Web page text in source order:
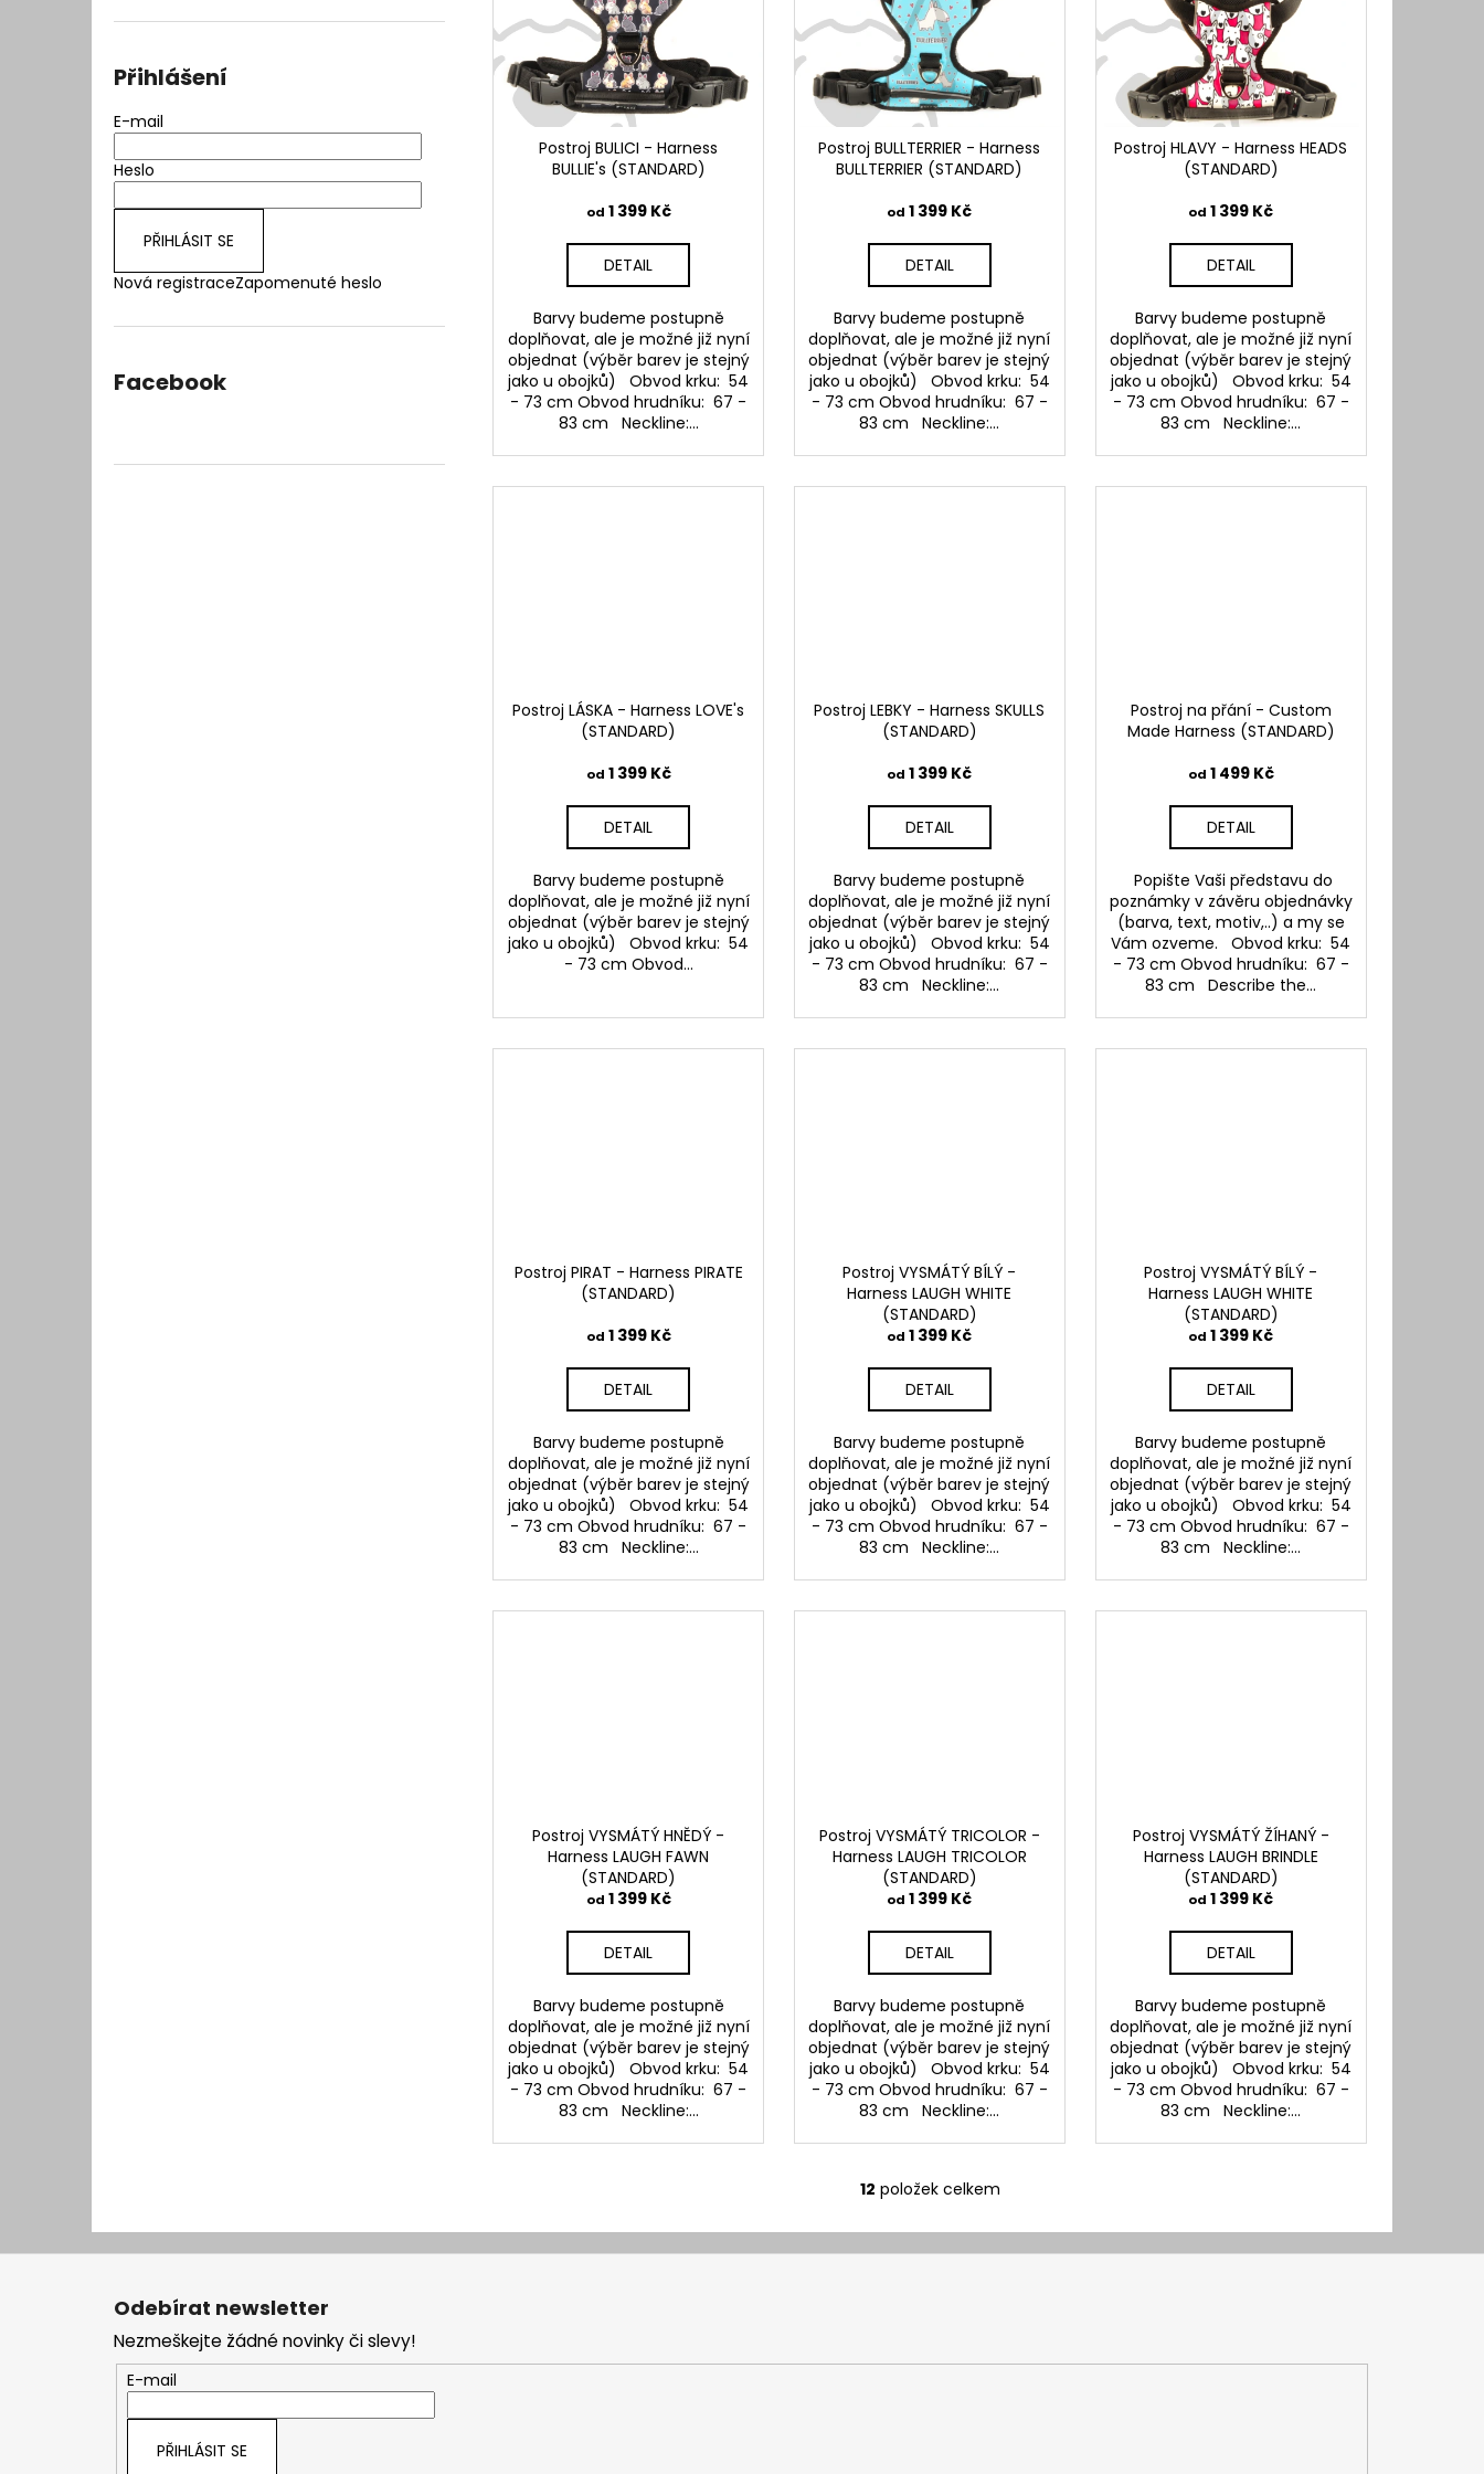
Přihlášení
E-mail
Heslo
PŘIHLÁSIT SE
Nová registraceZapomenuté heslo
Facebook
u
k
t
s
p
Postroj BULICI - Harness
BULLIE's (STANDARD)
od 1 399 Kč
DETAIL
Barvy budeme postupně
doplňovat, ale je možné již nyní
objednat (výběr barev je stejný
jako u obojků) Obvod krku: 54
- 73 cm Obvod hrudníku: 67 -
83 cm Neckline:...
Postroj BULLTERRIER - Harness
BULLTERRIER (STANDARD)
od 1 399 Kč
DETAIL
Barvy budeme postupně
doplňovat, ale je možné již nyní
objednat (výběr barev je stejný
jako u obojků) Obvod krku: 54
- 73 cm Obvod hrudníku: 67 -
83 cm Neckline:...
Postroj HLAVY - Harness HEADS
(STANDARD)
od 1 399 Kč
DETAIL
Barvy budeme postupně
doplňovat, ale je možné již nyní
objednat (výběr barev je stejný
jako u obojků) Obvod krku: 54
- 73 cm Obvod hrudníku: 67 -
83 cm Neckline:...
Postroj LÁSKA - Harness LOVE's
(STANDARD)
od 1 399 Kč
DETAIL
Barvy budeme postupně
doplňovat, ale je možné již nyní
objednat (výběr barev je stejný
jako u obojků) Obvod krku: 54
- 73 cm Obvod...
Postroj LEBKY - Harness SKULLS
(STANDARD)
od 1 399 Kč
DETAIL
Barvy budeme postupně
doplňovat, ale je možné již nyní
objednat (výběr barev je stejný
jako u obojků) Obvod krku: 54
- 73 cm Obvod hrudníku: 67 -
83 cm Neckline:...
Postroj na přání - Custom
Made Harness (STANDARD)
od 1 499 Kč
DETAIL
Popište Vaši představu do
poznámky v závěru objednávky
(barva, text, motiv,..) a my se
Vám ozveme. Obvod krku: 54
- 73 cm Obvod hrudníku: 67 -
83 cm Describe the...
Postroj PIRAT - Harness PIRATE
(STANDARD)
od 1 399 Kč
DETAIL
Barvy budeme postupně
doplňovat, ale je možné již nyní
objednat (výběr barev je stejný
jako u obojků) Obvod krku: 54
- 73 cm Obvod hrudníku: 67 -
83 cm Neckline:...
Postroj VYSMÁTÝ BÍLÝ -
Harness LAUGH WHITE
(STANDARD)
od 1 399 Kč
DETAIL
Barvy budeme postupně
doplňovat, ale je možné již nyní
objednat (výběr barev je stejný
jako u obojků) Obvod krku: 54
- 73 cm Obvod hrudníku: 67 -
83 cm Neckline:...
Postroj VYSMÁTÝ BÍLÝ -
Harness LAUGH WHITE
(STANDARD)
od 1 399 Kč
DETAIL
Barvy budeme postupně
doplňovat, ale je možné již nyní
objednat (výběr barev je stejný
jako u obojků) Obvod krku: 54
- 73 cm Obvod hrudníku: 67 -
83 cm Neckline:...
Postroj VYSMÁTÝ HNĚDÝ -
Harness LAUGH FAWN
(STANDARD)
od 1 399 Kč
DETAIL
Barvy budeme postupně
doplňovat, ale je možné již nyní
objednat (výběr barev je stejný
jako u obojků) Obvod krku: 54
- 73 cm Obvod hrudníku: 67 -
83 cm Neckline:...
Postroj VYSMÁTÝ TRICOLOR -
Harness LAUGH TRICOLOR
(STANDARD)
od 1 399 Kč
DETAIL
Barvy budeme postupně
doplňovat, ale je možné již nyní
objednat (výběr barev je stejný
jako u obojků) Obvod krku: 54
- 73 cm Obvod hrudníku: 67 -
83 cm Neckline:...
Postroj VYSMÁTÝ ŽÍHANÝ -
Harness LAUGH BRINDLE
(STANDARD)
od 1 399 Kč
DETAIL
Barvy budeme postupně
doplňovat, ale je možné již nyní
objednat (výběr barev je stejný
jako u obojků) Obvod krku: 54
- 73 cm Obvod hrudníku: 67 -
83 cm Neckline:...
O
v
l
í
12 položek celkem
Z
Odebírat newsletter
Nezmeškejte žádné novinky či slevy!
E-mail
PŘIHLÁSIT SE